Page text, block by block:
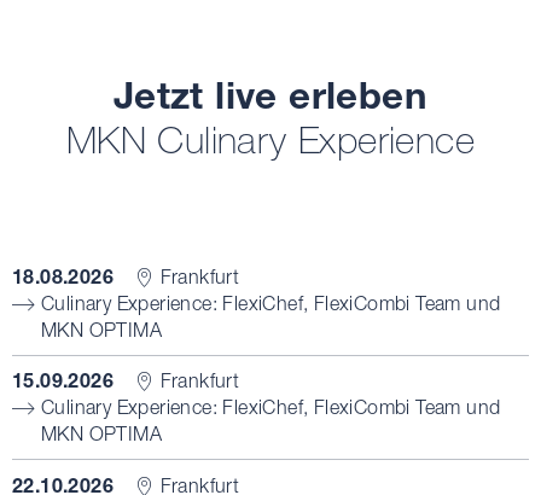
Jetzt live erleben
MKN Culinary Experience
18.08.2026
Culinary Experience: FlexiChef, FlexiCombi Team und
MKN OPTIMA
Frankfurt
15.09.2026
Culinary Experience: FlexiChef, FlexiCombi Team und
MKN OPTIMA
Frankfurt
22.10.2026 Frankfurt